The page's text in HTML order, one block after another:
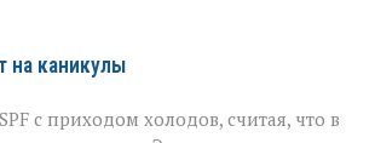
на каникулы
с приходом холодов, считая, что в